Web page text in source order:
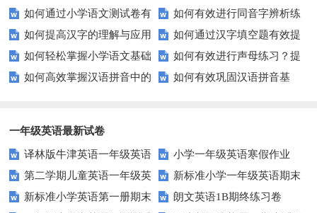
源？
子的句子补全技巧？
如何通过小学语文测试卷有
效提高孩子的阅读与写作技能？
如何有效进行同音字辨析练
习？这些方法让你事半功倍！
如何提高汉字的理解与应用
能力？这里有妙招！
如何通过汉字填空题有效提
升小学生的汉字书写能力？
如何轻松掌握小学语文基础
知识？
如何有效进行声母练习？提
升发音技巧有妙招！
如何高效掌握汉语拼音中的
如何有效巩固汉语拼音基
一年级英语最新试卷
译林版牛津英语一年级英语
1AB测试卷
小学一年级英语寒假作业
第二学期儿童英语一年级英
语期末试卷
新标准小学一年级英语期末
质量检测题
新标准小学英语第一册期末
朗文英语1B期终练习卷